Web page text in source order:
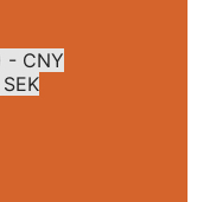
- CNY